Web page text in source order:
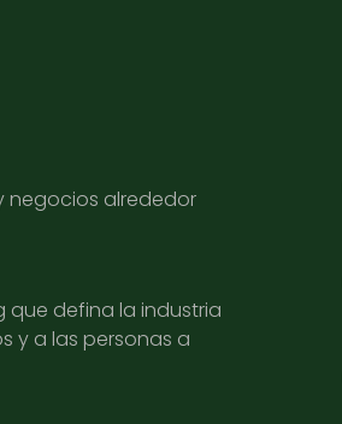
negocios alrededor
que defina la industria
y a las personas a